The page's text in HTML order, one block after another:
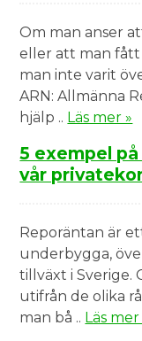
Om man anser
eller att man
man inte varit
ARN: Allmänna
hjälp .. Läs mer »
5 exempel
vår
Reporäntan är
underbygga,
tillväxt i Sverige.
utifrån de olika
man bå .. Läs mer